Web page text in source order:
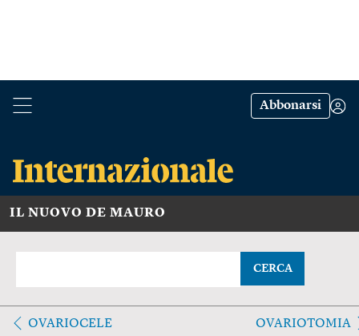
Abbonarsi
IL NUOVO DE MAURO
CERCA
OVARIOCELE OVARIOTOMIA